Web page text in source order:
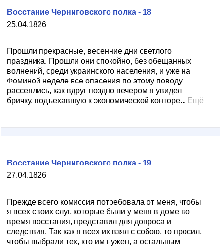
25.04.1826
Восстание Черниговского полка - 18
Прошли прекрасные, весенние дни светлого
праздника. Прошли они спокойно, без обещанных
волнений, среди украинского населения, и уже на
Фоминой неделе все опасения по этому поводу
рассеялись, как вдруг поздно вечером я увидел
бричку, подъехавшую к экономической конторе... Ещё
27.04.1826
Восстание Черниговского полка - 19
Прежде всего комиссия потребовала от меня, чтобы
я всех своих слуг, которые были у меня в доме во
время восстания, представил для допроса и
следствия. Так как я всех их взял с собою, то просил,
чтобы выбрали тех, кто им нужен, а остальным